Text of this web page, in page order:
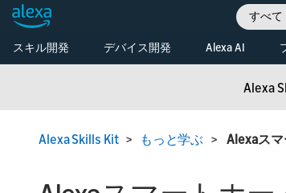
すべて
スキル開発
はじめる
もっと学ぶ
ビジネスの拡
最新情報
開発者コンソール
デバイス開発
イスを開発する
ス
Alexa AI
Alexa
Alexa Skills Kit> もっと学ぶ >Alexaス